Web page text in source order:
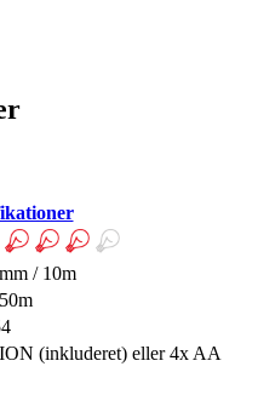
/ 10m
(inkluderet) eller 4x AA